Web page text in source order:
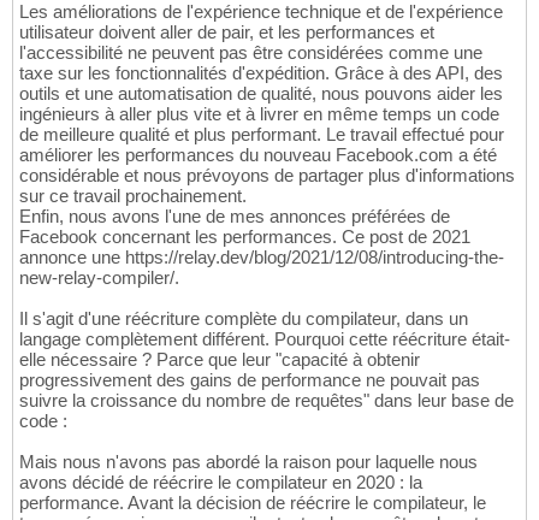
Les améliorations de l'expérience technique et de l'expérience
utilisateur doivent aller de pair, et les performances et
l'accessibilité ne peuvent pas être considérées comme une
taxe sur les fonctionnalités d'expédition. Grâce à des API, des
outils et une automatisation de qualité, nous pouvons aider les
ingénieurs à aller plus vite et à livrer en même temps un code
de meilleure qualité et plus performant. Le travail effectué pour
améliorer les performances du nouveau Facebook.com a été
considérable et nous prévoyons de partager plus d'informations
sur ce travail prochainement.
Enfin, nous avons l'une de mes annonces préférées de
Facebook concernant les performances. Ce post de 2021
annonce une https://relay.dev/blog/2021/12/08/introducing-the-
new-relay-compiler/.
Il s'agit d'une réécriture complète du compilateur, dans un
langage complètement différent. Pourquoi cette réécriture était-
elle nécessaire ? Parce que leur "capacité à obtenir
progressivement des gains de performance ne pouvait pas
suivre la croissance du nombre de requêtes" dans leur base de
code :
Mais nous n'avons pas abordé la raison pour laquelle nous
avons décidé de réécrire le compilateur en 2020 : la
performance. Avant la décision de réécrire le compilateur, le